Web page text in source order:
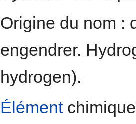
Origine du nom :
engendrer.
hydrogen).
Élément